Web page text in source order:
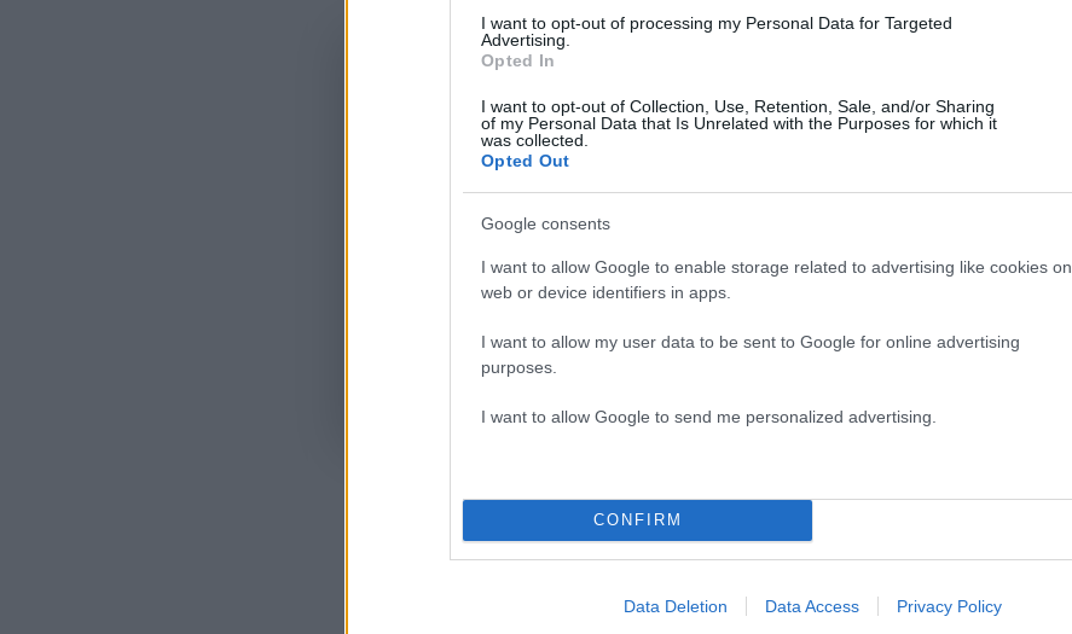
I want to opt-out of processing my Personal Data for Targeted
Advertising.
Opted In
I want to opt-out of Collection, Use, Retention, Sale, and/or Sharing
of my Personal Data that Is Unrelated with the Purposes for which it
was collected.
Opted Out
Google consents
I want to allow Google to enable storage related to advertising like cookies on
web or device identifiers in apps.
I want to allow my user data to be sent to Google for online advertising
purposes.
I want to allow Google to send me personalized advertising.
CONFIRM
Data Deletion Data Access Privacy Policy
Υποβολή σχολίου
ΓΙΩΡΓΟΣ ΑΥΤΙΑΣ
ΕΥΡΩΕΚΛΟΓΕΣ 2024
Share:
Ακολουθήστε το Νewsit.gr στο Google Newsκαι ενημερωθείτε